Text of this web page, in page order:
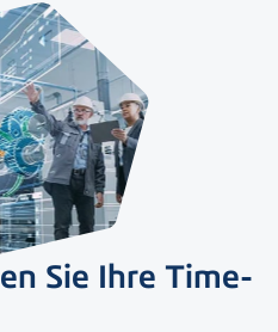
Sie Ihre Time-